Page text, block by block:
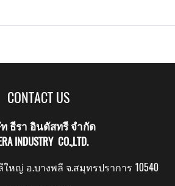
CONTACT US
ธีรา อินดัสทรี จำกัด
INDUSTRY CO.,LTD.
หญ่ อ.บางพลี จ.สมุทรปราการ 10540